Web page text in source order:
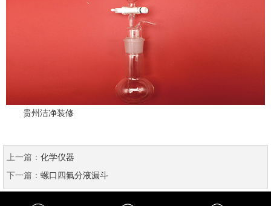
贵州洁净装修
上一篇： 化学仪器
下一篇： 螺口四氟分液漏斗